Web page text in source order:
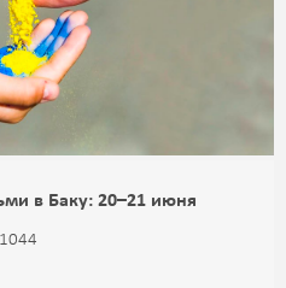
в Баку: 20–21 июня
1044